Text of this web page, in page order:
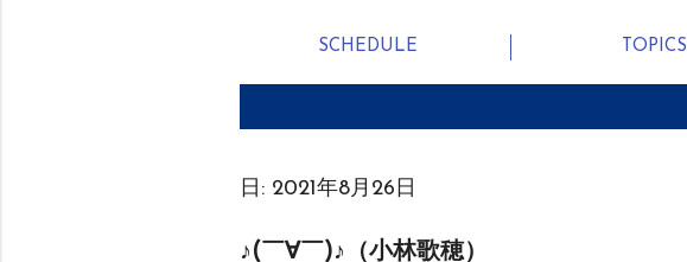
SCHEDULE TOPICS
日: 2021年8月26日
♪(￣∀￣)♪（小林歌穂）